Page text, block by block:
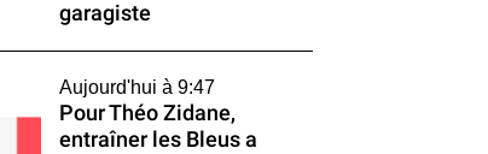
garagiste
Aujourd'hui à 9:47
Pour Théo Zidane,
entraîner les Bleus a